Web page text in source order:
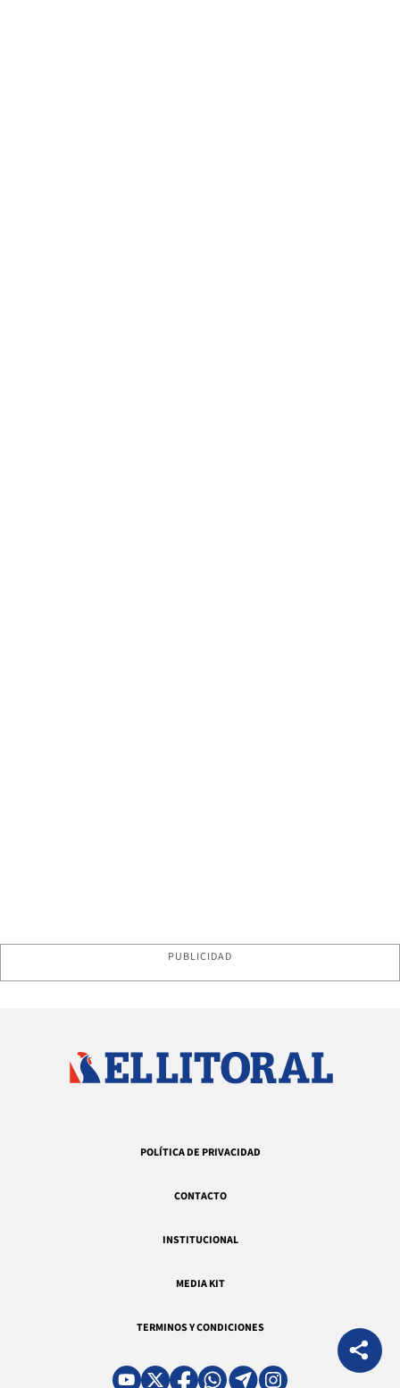
PUBLICIDAD
POLÍTICA DE PRIVACIDAD
CONTACTO
INSTITUCIONAL
MEDIA KIT
TERMINOS Y CONDICIONES